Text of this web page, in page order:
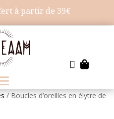
à partir de 39€
 
/ Boucles d’oreilles en élytre de